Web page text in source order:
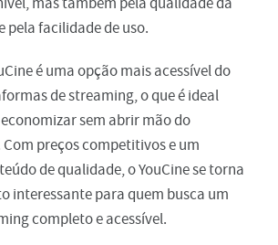
pela facilidade de uso.
é uma opção mais acessível do
de streaming, o que é ideal
sem abrir mão do
preços competitivos e um
de qualidade, o YouCine se torna
interessante para quem busca um
completo e acessível.